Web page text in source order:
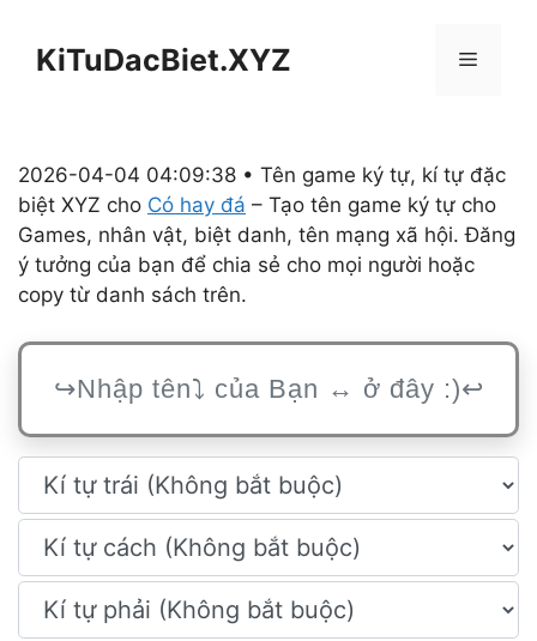
KiTuDacBiet.XYZ Menu
2026-04-04 04:09:38 • Tên game ký tự, kí tự đặc
biệt XYZ cho Có hay đá – Tạo tên game ký tự cho
Games, nhân vật, biệt danh, tên mạng xã hội. Đăng
ý tưởng của bạn để chia sẻ cho mọi người hoặc
copy từ danh sách trên.